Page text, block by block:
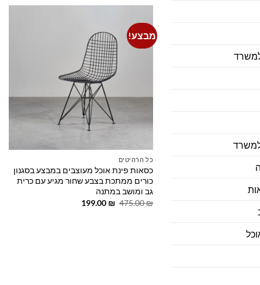
מבצע!
כל הרהיטים
כסאות פינת אוכל מעוצבים במבצע בסגנון
כורים ממתכת בצבע שחור מגיע עם כרית
גב ומושב במתנה
475.00₪
המחיר
199.00 ₪